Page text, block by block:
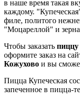
в наше время такая
каждому.
филе, политого
"Моцареллой" и
Чтобы заказать
оформите заказ на
Кожухово и вы
Пицца Купеческая
запеченное в пицца-